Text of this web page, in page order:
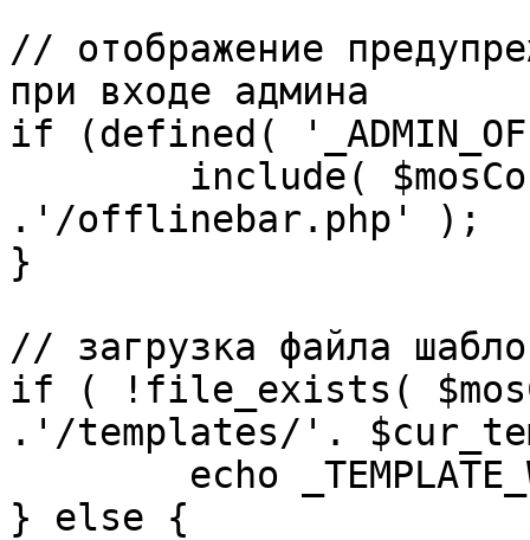
// отображение
при входе админа
if (defined(
.'/offlinebar.php' );
}
// загрузка файла
if ( !file_exists(
.'/templates/'.
} else {